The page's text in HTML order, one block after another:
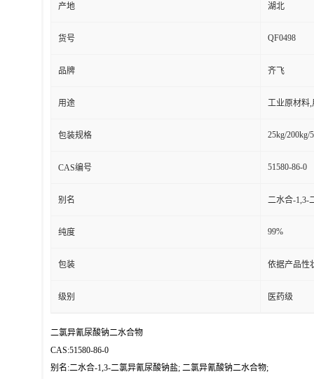
产地 湖北
货号 QF0498
品牌 齐飞
用途 工业原材料
包装规格 25kg/200kg/
CAS编号 51580-86-0
别名 二水合-1,3-
纯度 99%
包装 依据产品性
级别 医药级
二氯异氰尿酸钠二水合物
CAS:51580-86-0
别名:二水合-1,3-二氯异氰尿酸钠盐; 二氯异氰酸钠二水合物;